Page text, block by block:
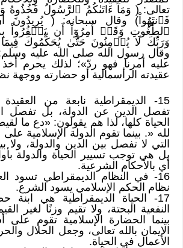
تعالى: ( وَمَآ ءَاتَىٰكُمُ ٱلرَّسُولُ
فَٱنتَهُواْ) وقال سبحانه: ( يُرِيدُونَ
ٱلطَّٰغُوتِ وَقَدۡ أُمِرُوٓاْ أَن يَكۡفُرُواْ
وَرَبِّكَ لَا يُؤۡمِنُونَ حَتَّىٰ يُحَكِّمُوكَ
وقال رسول الله صلى الله عليه
عليه أمرنا فهو ردّ»؛ لذلك يحرم
عقيدته الرأسمالية أو حضارته ووجهة
15- الديمقراطية نابعة من العقيدة
تفصل الدين عن الدولة، بل تفصل
الحياة كلها، لذا هم يقولون: «دع ما
لله «. بينما تقوم الدولة الإسلامية على
التي لا تفصل بين الدين والدولة، ولا
بل هي توجب تسيير الحياة والدولة
أي بالأحكام الشرعية.
16- في النظام الديمقراطي تسود
نظام الحكم الإسلامي يسود الشرع.
17- الحياة الديمقراطية هي
النفعية البحتة، ولا تقيم وزنًا لغير
بينما الحضارة الإسلامية تقوم
الإيمان بالله تعالى، وجعل الحلال
الأعمال في الحياة.